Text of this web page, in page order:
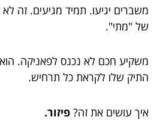
משברים יגיעו. תמיד מגיעים. זה
של "מתי".
משקיע חכם לא נכנס לפאניקה. הוא
התיק שלו לקראת כל תרחיש.
איך עושים את זה? פיזור.